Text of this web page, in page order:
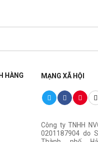
HÀNG MẠNG XÃ HỘI
Công ty TNHH
0201187904 do